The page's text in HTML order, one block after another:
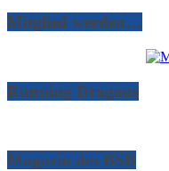
Mitglied werden…
Running Dragons
Magazin des BSB